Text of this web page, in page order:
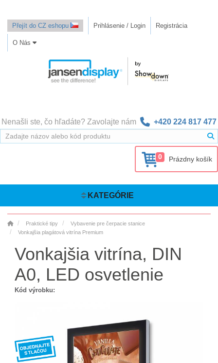
Přejít do CZ eshopu Prihlásenie / Login Registrácia
O Nás
Nenašli ste, čo hľadáte? Zavolajte nám +420 224 817 477
0 Prázdny košík
KATEGÓRIE
Praktické tipy
Vybavenie pre čerpacie stanice
Vonkajšia plagátová vitrína Premium
Vonkajšia vitrína, DIN
A0, LED osvetlenie
Kód výrobku: